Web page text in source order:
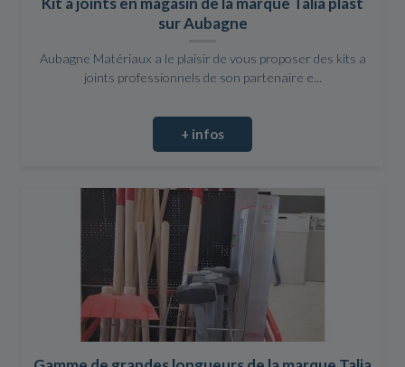
sur Aubagne
Aubagne Matériaux a le plaisir de vous proposer des kits a
joints professionnels de son partenaire e...
+ infos